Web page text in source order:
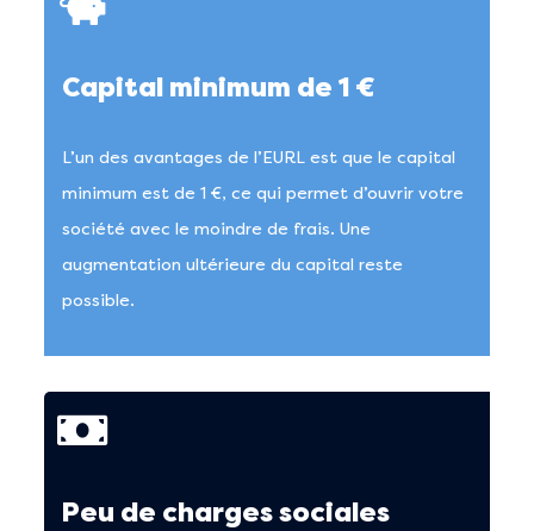
Capital minimum de 1 €
L’un des avantages de l’EURL est que le capital
minimum est de 1 €, ce qui permet d’ouvrir votre
société avec le moindre de frais. Une
augmentation ultérieure du capital reste
possible.
Peu de charges sociales